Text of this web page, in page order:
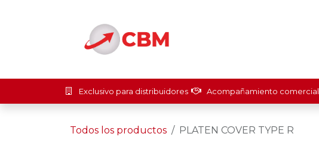
Exclusivo para distribuidores Acompañamiento comercial
Todos los productos PLATEN COVER TYPE R